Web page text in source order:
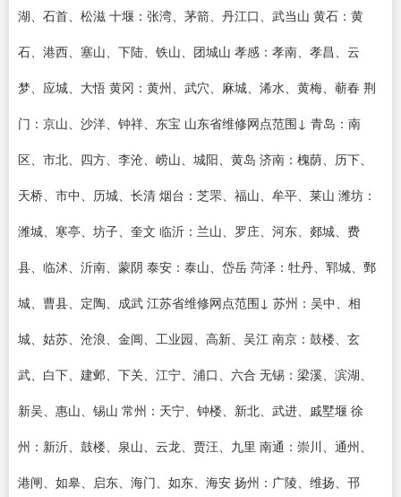
湖、石首、松滋 十堰：张湾、茅箭、丹江口、武当山 黄石：黄
石、港西、塞山、下陆、铁山、团城山 孝感：孝南、孝昌、云
梦、应城、大悟 黄冈：黄州、武穴、麻城、浠水、黄梅、蕲春 荆
门：京山、沙洋、钟祥、东宝 山东省维修网点范围↓ 青岛：南
区、市北、四方、李沧、崂山、城阳、黄岛 济南：槐荫、历下、
天桥、市中、历城、长清 烟台：芝罘、福山、牟平、莱山 潍坊：
潍城、寒亭、坊子、奎文 临沂：兰山、罗庄、河东、郯城、费
县、临沭、沂南、蒙阴 泰安：泰山、岱岳 菏泽：牡丹、郓城、鄄
城、曹县、定陶、成武 江苏省维修网点范围↓ 苏州：吴中、相
城、姑苏、沧浪、金阊、工业园、高新、吴江 南京：鼓楼、玄
武、白下、建邺、下关、江宁、浦口、六合 无锡：梁溪、滨湖、
新吴、惠山、锡山 常州：天宁、钟楼、新北、武进、戚墅堰 徐
州：新沂、鼓楼、泉山、云龙、贾汪、九里 南通：崇川、通州、
港闸、如皋、启东、海门、如东、海安 扬州：广陵、维扬、邗